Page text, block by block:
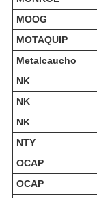
MOOG
MOTAQUIP
Metalcaucho
NK
NK
NK
NTY
OCAP
OCAP